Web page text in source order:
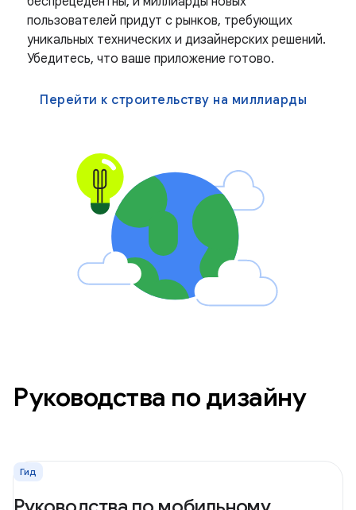
пользователей придут с рынков, требующих
уникальных технических и дизайнерских решений.
Убедитесь, что ваше приложение готово.
Перейти к строительству на миллиарды
Руководства по дизайну
Гид